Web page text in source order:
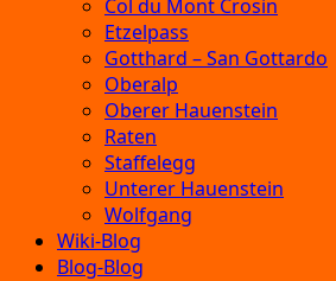
Col du Mont Crosin
Etzelpass
Gotthard – San Gottardo
Oberalp
Oberer Hauenstein
Raten
Staffelegg
Unterer Hauenstein
Wolfgang
Wiki-Blog
Blog-Blog